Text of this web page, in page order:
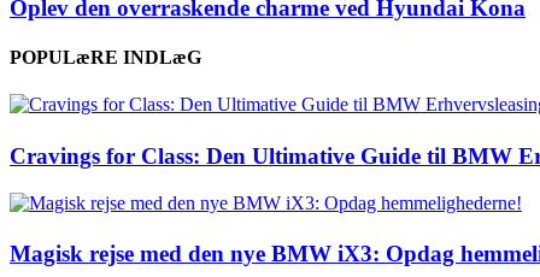
Oplev den overraskende charme ved Hyundai Kona
POPULæRE INDLæG
Cravings for Class: Den Ultimative Guide til BMW
Magisk rejse med den nye BMW iX3: Opdag